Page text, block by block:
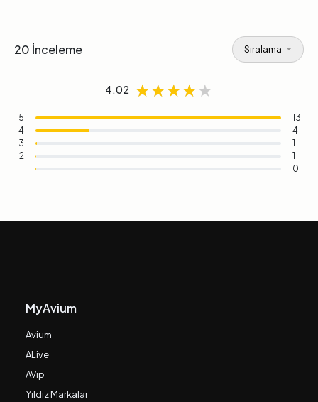
20 İnceleme Sıralama
4.02 ★★★★★
★★★★★
★★★★★
5
13
4
4
3
1
2
1
1
0
MyAvium
Avium
ALive
AVip
Yıldız Markalar